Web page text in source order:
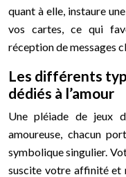
quant à elle, instaure
vos cartes, ce qui
réception de messages
Les différents
dédiés à l’amour
Une pléiade de jeux
amoureuse, chacun
symbolique singulier.
suscite votre affinité et